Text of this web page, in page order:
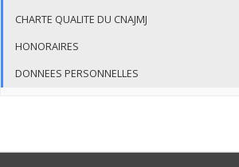
CHARTE QUALITE DU CNAJMJ
HONORAIRES
DONNEES PERSONNELLES